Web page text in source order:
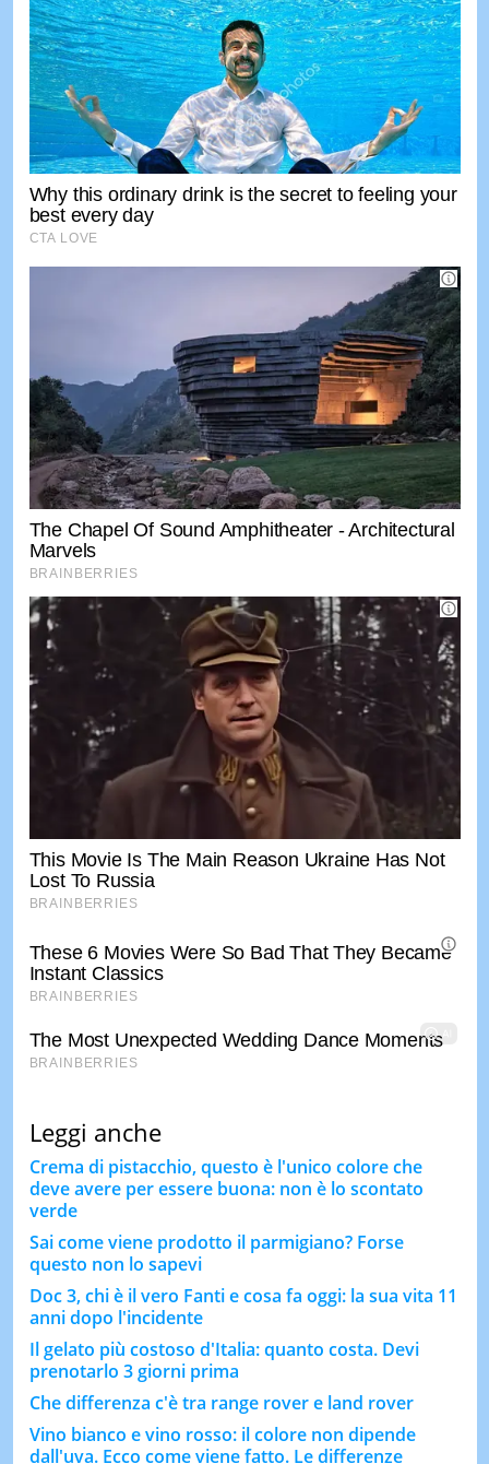
Leggi anche
Crema di pistacchio, questo è l'unico colore che
deve avere per essere buona: non è lo scontato
verde
Sai come viene prodotto il parmigiano? Forse
questo non lo sapevi
Doc 3, chi è il vero Fanti e cosa fa oggi: la sua vita 11
anni dopo l'incidente
Il gelato più costoso d'Italia: quanto costa. Devi
prenotarlo 3 giorni prima
Che differenza c'è tra range rover e land rover
Vino bianco e vino rosso: il colore non dipende
dall'uva. Ecco come viene fatto. Le differenze